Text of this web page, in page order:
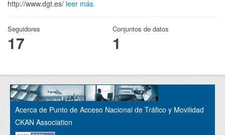
http://www.dgt.es/ leer más
Seguidores
17
Conjuntos de datos
1
Acerca de Punto de Acceso Nacional de Tráfico y Movilidad
CKAN Association